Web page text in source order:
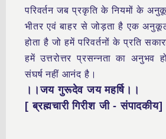
परिवर्तन जब प्रकृति के नियमों के
भीतर एवं बाहर से जोड़ता है एक
होता है जो हमें परिवर्तनों के प्रति
हमें उत्तरोत्तर प्रसन्नता का अनुभव
संघर्ष नहीं आनंद है।
।।जय गुरूदेव जय महर्षि।।
[ ब्रह्मचारी गिरीश जी - संपादकीय]